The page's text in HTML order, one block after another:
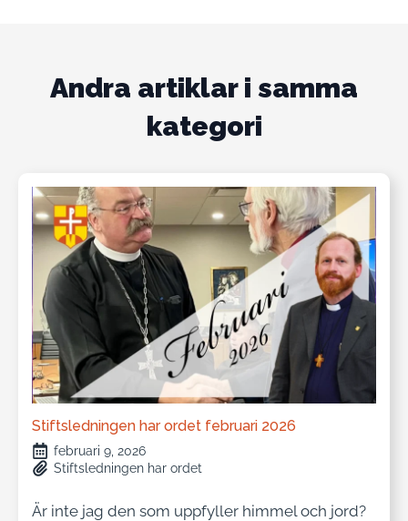
Andra artiklar i samma
kategori
Stiftsledningen har ordet februari 2026
februari 9, 2026
Stiftsledningen har ordet
Är inte jag den som uppfyller himmel och jord?